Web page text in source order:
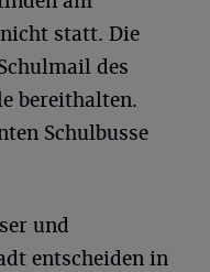
statt. Die
des
bereithalten.
Schulbusse
und
entscheiden in